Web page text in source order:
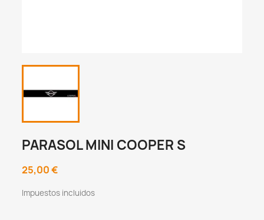
PARASOL MINI COOPER S
25,00 €
Impuestos incluidos